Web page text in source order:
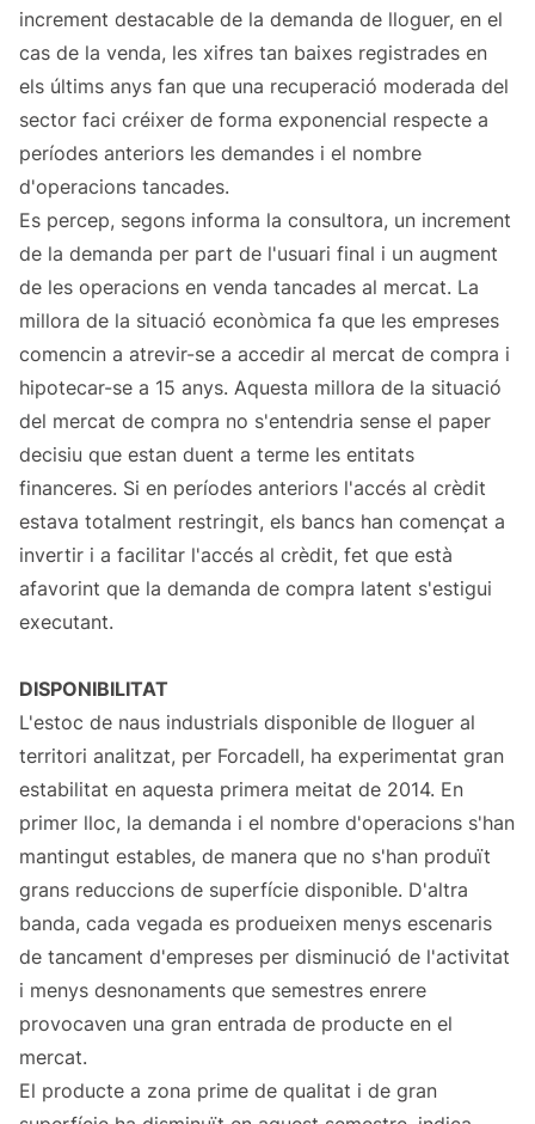
increment destacable de la demanda de lloguer, en el
cas de la venda, les xifres tan baixes registrades en
els últims anys fan que una recuperació moderada del
sector faci créixer de forma exponencial respecte a
períodes anteriors les demandes i el nombre
d'operacions tancades.
Es percep, segons informa la consultora, un increment
de la demanda per part de l'usuari final i un augment
de les operacions en venda tancades al mercat. La
millora de la situació econòmica fa que les empreses
comencin a atrevir-se a accedir al mercat de compra i
hipotecar-se a 15 anys. Aquesta millora de la situació
del mercat de compra no s'entendria sense el paper
decisiu que estan duent a terme les entitats
financeres. Si en períodes anteriors l'accés al crèdit
estava totalment restringit, els bancs han començat a
invertir i a facilitar l'accés al crèdit, fet que està
afavorint que la demanda de compra latent s'estigui
executant.
DISPONIBILITAT
L'estoc de naus industrials disponible de lloguer al
territori analitzat, per Forcadell, ha experimentat gran
estabilitat en aquesta primera meitat de 2014. En
primer lloc, la demanda i el nombre d'operacions s'han
mantingut estables, de manera que no s'han produït
grans reduccions de superfície disponible. D'altra
banda, cada vegada es produeixen menys escenaris
de tancament d'empreses per disminució de l'activitat
i menys desnonaments que semestres enrere
provocaven una gran entrada de producte en el
mercat.
El producte a zona prime de qualitat i de gran